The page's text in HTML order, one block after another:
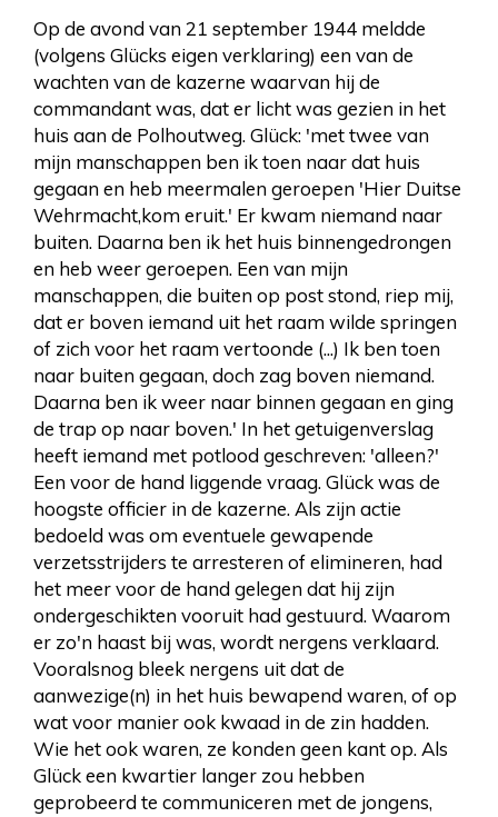
Op de avond van 21 september 1944 meldde
(volgens Glücks eigen verklaring) een van de
wachten van de kazerne waarvan hij de
commandant was, dat er licht was gezien in het
huis aan de Polhoutweg. Glück: 'met twee van
mijn manschappen ben ik toen naar dat huis
gegaan en heb meermalen geroepen 'Hier Duitse
Wehrmacht,kom eruit.' Er kwam niemand naar
buiten. Daarna ben ik het huis binnengedrongen
en heb weer geroepen. Een van mijn
manschappen, die buiten op post stond, riep mij,
dat er boven iemand uit het raam wilde springen
of zich voor het raam vertoonde (...) Ik ben toen
naar buiten gegaan, doch zag boven niemand.
Daarna ben ik weer naar binnen gegaan en ging
de trap op naar boven.' In het getuigenverslag
heeft iemand met potlood geschreven: 'alleen?'
Een voor de hand liggende vraag. Glück was de
hoogste officier in de kazerne. Als zijn actie
bedoeld was om eventuele gewapende
verzetsstrijders te arresteren of elimineren, had
het meer voor de hand gelegen dat hij zijn
ondergeschikten vooruit had gestuurd. Waarom
er zo'n haast bij was, wordt nergens verklaard.
Vooralsnog bleek nergens uit dat de
aanwezige(n) in het huis bewapend waren, of op
wat voor manier ook kwaad in de zin hadden.
Wie het ook waren, ze konden geen kant op. Als
Glück een kwartier langer zou hebben
geprobeerd te communiceren met de jongens,